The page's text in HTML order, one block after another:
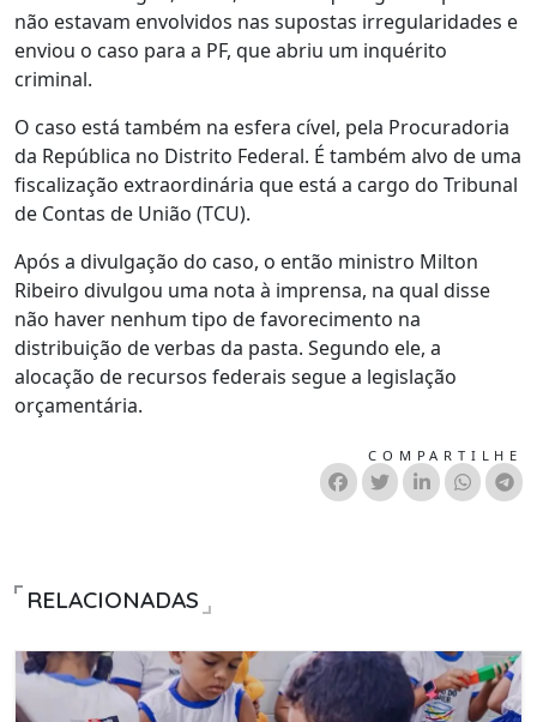
não estavam envolvidos nas supostas irregularidades e
enviou o caso para a PF, que abriu um inquérito
criminal.
O caso está também na esfera cível, pela Procuradoria
da República no Distrito Federal. É também alvo de uma
fiscalização extraordinária que está a cargo do Tribunal
de Contas de União (TCU).
Após a divulgação do caso, o então ministro Milton
Ribeiro divulgou uma nota à imprensa, na qual disse
não haver nenhum tipo de favorecimento na
distribuição de verbas da pasta. Segundo ele, a
alocação de recursos federais segue a legislação
orçamentária.
COMPARTILHE
RELACIONADAS